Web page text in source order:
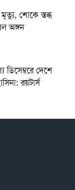
মৃত্যু, শোকে স্তব্ধ
অঙ্গন
ডিসেম্বরে দেশে
রয়টার্স